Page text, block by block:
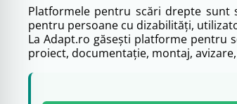
Platformele pentru scări drepte sunt
pentru persoane cu dizabilități,
La Adapt.ro găsești platforme pentru
proiect, documentație, montaj,